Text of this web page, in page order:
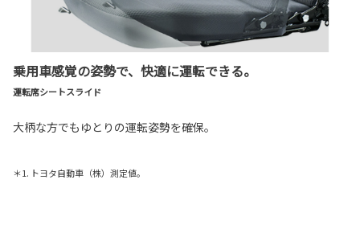
乗用車感覚の姿勢で、快適に運転できる。
運転席シートスライド
大柄な方でもゆとりの運転姿勢を確保。
＊1. トヨタ自動車（株）測定値。